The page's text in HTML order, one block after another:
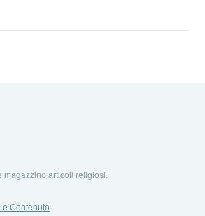
magazzino articoli religiosi.
e Contenuto